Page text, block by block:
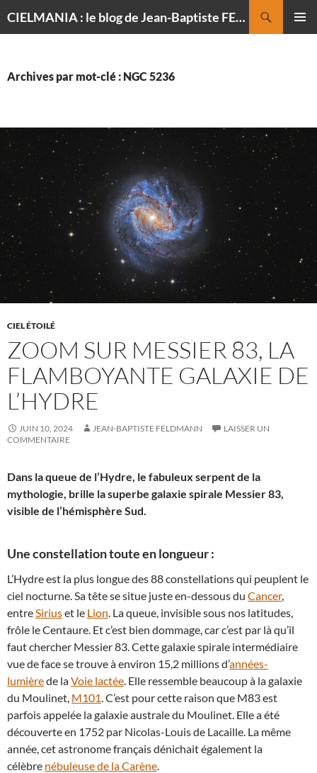
CIELMANIA : le blog de Jean-Baptiste FELDMANN, photographe du ciel
Archives par mot-clé : NGC 5236
CIEL ÉTOILÉ
ZOOM SUR MESSIER 83, LA
FLAMBOYANTE GALAXIE DE
L’HYDRE
JUIN 10, 2024 JEAN-BAPTISTE FELDMANN
LAISSER UN
COMMENTAIRE
Dans la queue de l’Hydre, le fabuleux serpent de la
mythologie, brille la superbe galaxie spirale Messier 83,
visible de l’hémisphère Sud.
Une constellation toute en longueur :
L’Hydre est la plus longue des 88 constellations qui peuplent le
ciel nocturne. Sa tête se situe juste en-dessous du Cancer,
entreSiriuset le Lion. La queue, invisible sous nos latitudes,
frôle le Centaure. Et c’est bien dommage, car c’est par là qu’il
faut chercher Messier 83. Cette galaxie spirale intermédiaire
vue de face se trouve à environ 15,2 millions d’années-
lumièrede laVoie lactée. Elle ressemble beaucoup à la galaxie
du Moulinet, M101. C’est pour cette raison que M83 est
parfois appelée la galaxie australe du Moulinet. Elle a été
découverte en 1752 par Nicolas-Louis de Lacaille. La même
année, cet astronome français dénichait également la
célèbre nébuleuse de la Carène.